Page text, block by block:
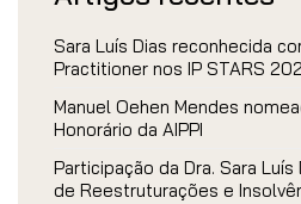
Sara Luís Dias reconhecida
Practitioner nos IP STARS
Manuel Oehen Mendes
Honorário da AIPPI
Participação da Dra. Sara Luís
de Reestruturações e